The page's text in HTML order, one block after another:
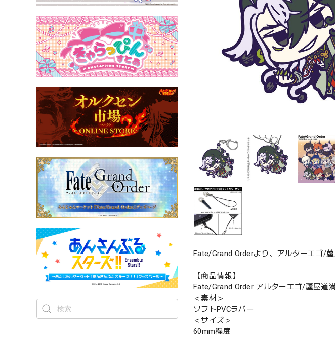
Fate/Grand Orderより、アルターエゴ/
【商品情報】
Fate/Grand Order アルターエゴ/蘆屋道
＜素材＞
ソフトPVCラバー
＜サイズ＞
60mm程度